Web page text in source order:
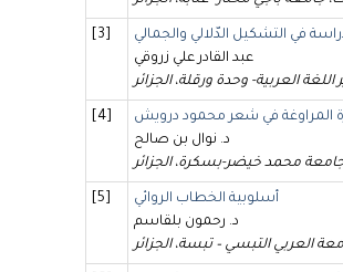
[3]
في التشكيل الدّلالي والجمالي
عبد القادر علي زروقي
العربية- وحدة ورقلة، الجزائر
[4]
المراوغة في شعر محمود درويش
د. نوال بن صالح
محمد خيضر-بسكرة، الجزائر
[5]
أسلوبية الخطاب الروائي
د. رحمون بلقاسم
العربي التبسي – تبسة، الجزائر